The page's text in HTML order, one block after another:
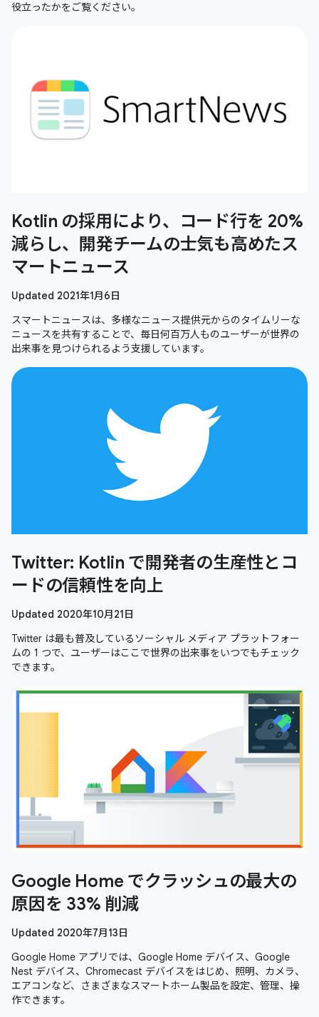
役立ったかをご覧ください。
Kotlin の採用により、コード行を 20%
減らし、開発チームの士気も高めたス
マートニュース
Updated 2021年1月6日
スマートニュースは、多様なニュース提供元からのタイムリーな
ニュースを共有することで、毎日何百万人ものユーザーが世界の
出来事を見つけられるよう支援しています。
Twitter: Kotlin で開発者の生産性とコ
ードの信頼性を向上
Updated 2020年10月21日
Twitter は最も普及しているソーシャル メディア プラットフォー
ムの 1 つで、ユーザーはここで世界の出来事をいつでもチェック
できます。
Google Home でクラッシュの最大の
原因を 33% 削減
Updated 2020年7月13日
Google Home アプリでは、Google Home デバイス、Google
Nest デバイス、Chromecast デバイスをはじめ、照明、カメラ、
エアコンなど、さまざまなスマートホーム製品を設定、管理、操
作できます。